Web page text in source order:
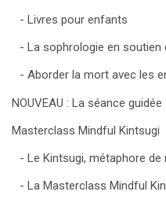
Livres pour enfants
La sophrologie en soutien
Aborder la mort avec les
NOUVEAU : La séance
Masterclass Mindful Kintsugi
Le Kintsugi, métaphore de
La Masterclass Mindful